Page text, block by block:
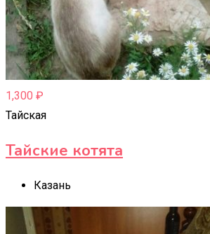
1,300 ₽
Тайская
Тайские котята
Казань